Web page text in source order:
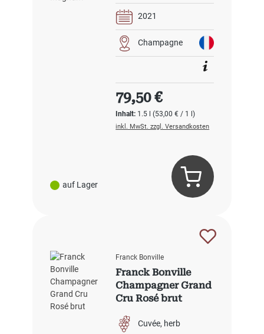
auf Lager
2021
Champagne
Inhalt: 1.5 l(53,00 € / 1 l)
Regulärer Preis:
79,50 €
inkl. MwSt. zzgl. Versandkosten
Franck Bonville
Franck Bonville
Champagner Grand
Cru Rosé brut
Cuvée herb